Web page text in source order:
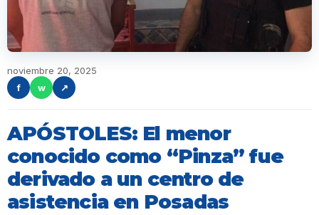
noviembre 20, 2025
f
w ↗
APÓSTOLES: El menor
conocido como “Pinza” fue
derivado a un centro de
asistencia en Posadas